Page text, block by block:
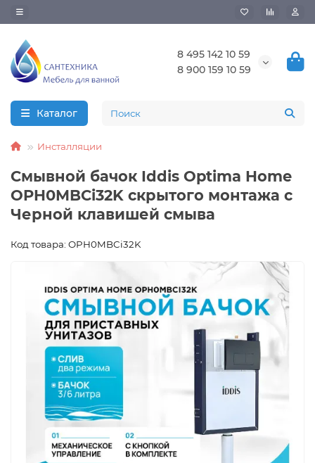
8 495 142 10 59
8 900 159 10 59
Каталог
Инсталляции
Смывной бачок Iddis Optima Home
OPH0MBCi32K скрытого монтажа с
Черной клавишей смыва
Код товара: OPH0MBCi32K